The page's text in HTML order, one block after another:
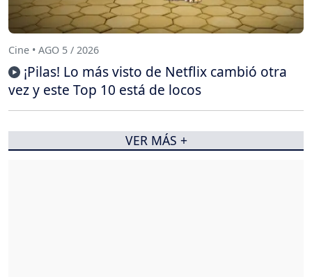
Cine • AGO 5 / 2026
¡Pilas! Lo más visto de Netflix cambió otra
vez y este Top 10 está de locos
VER MÁS +